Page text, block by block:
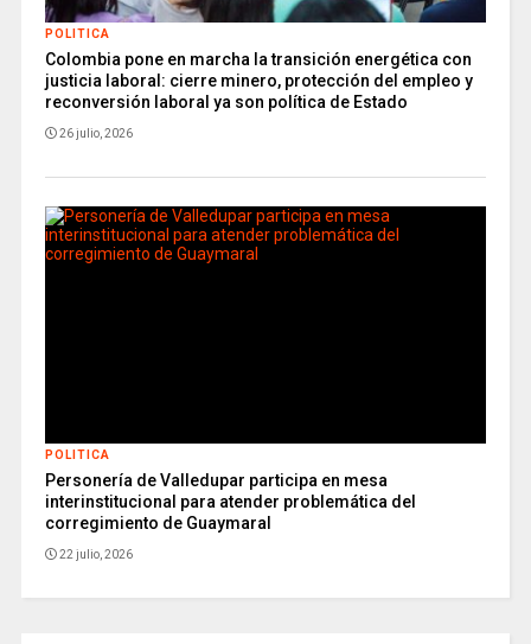
POLITICA
Colombia pone en marcha la transición energética con
justicia laboral: cierre minero, protección del empleo y
reconversión laboral ya son política de Estado
26 julio, 2026
POLITICA
Personería de Valledupar participa en mesa
interinstitucional para atender problemática del
corregimiento de Guaymaral
22 julio, 2026